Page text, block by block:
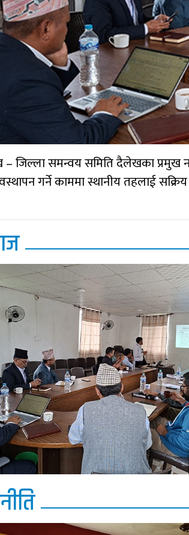
जिल्ला समन्वय समिति दैलेखका प्रमुख
गर्ने काममा स्थानीय तहलाई